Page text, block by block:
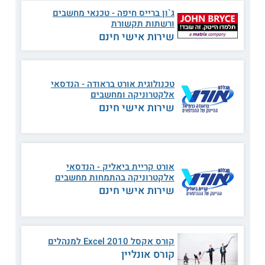
מכללת השרון
המכללה הרב תחומית עורכת הכשרות מקצועיות בתחומים כגון
מחשבים, ניהול ופיננסים, שמותאמים לדרישות התעשייה. קורסי
המחשבים של המכללה כולליםקורס בניית אתרים בוורדפרס
שיווקית באינטרנט ובמדיה חברתית. המסלולים משלבים בתוכם
עשייה מעשית ותרגולים במעבדות מחשבים של המכללה. מוסד
הלימוד עורך גם קורסים לארגונים וחברות בתעשייה.
קראו בהרחבה עללימודים בכפר סבא
מכללת אומגה
במכללה, שמפעילה שלוחה בכפר סבא, אפשר ללמוד במגוון של
ומעניקים לבוגרים תעודה מטעם החברה. בין התכניות:קורס
MCSA ניהול רשתות תקשורת
, קורס האקינג, קורס DBA, קורס
מאסטר QA, קורס אוטוקאד וקורס בינה עסקית BI.
לימודי מחשבים בעמק חפר
ג`ון ברייס חיפה - טכנאי מחשבים
ורשתות תקשורת
שירות אישי חינם
טכנולוגית אורט בראודה - הנדסאי
אלקטרוניקה ומחשבים
שירות אישי חינם
אורט קריית ביאליק - הנדסאי
אלקטרוניקה בהתמחות מחשבים
שירות אישי חינם
קורס אקסל 2010 Excel למנהלים
קורס אונליין